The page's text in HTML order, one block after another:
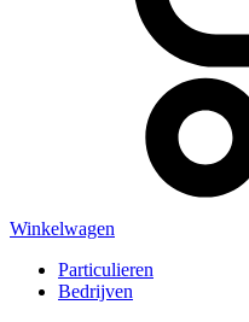
Winkelwagen
Particulieren
Bedrijven